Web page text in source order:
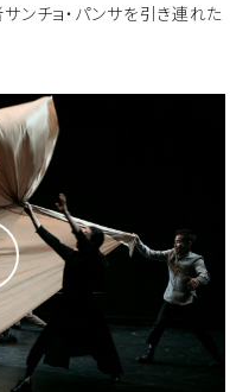
ンチョ・パンサを引き連れた